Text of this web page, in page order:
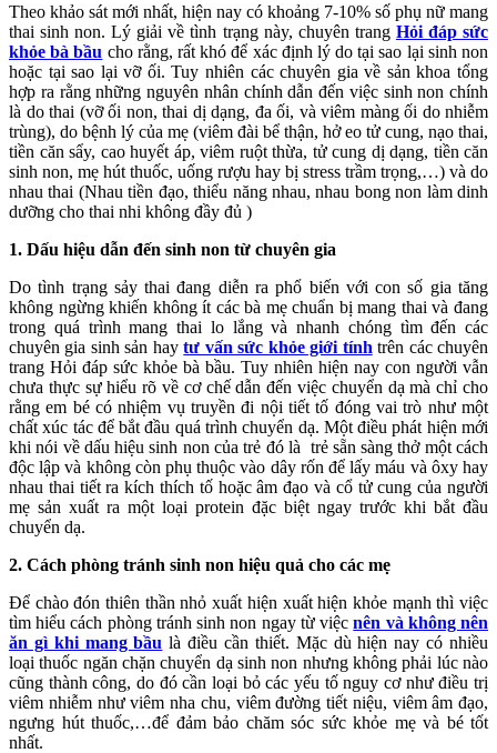
Theo khảo sát mới nhất, hiện nay có khoảng 7-10% số phụ nữ mang
thai sinh non. Lý giải về tình trạng này, chuyên trang Hỏi đáp sức
khỏe bà bầu cho rằng, rất khó để xác định lý do tại sao lại sinh non
hoặc tại sao lại vỡ ối. Tuy nhiên các chuyên gia về sản khoa tổng
hợp ra rằng những nguyên nhân chính dẫn đến việc sinh non chính
là do thai (vỡ ối non, thai dị dạng, đa ối, và viêm màng ối do nhiễm
trùng), do bệnh lý của mẹ (viêm đài bể thận, hở eo tử cung, nạo thai,
tiền căn sẩy, cao huyết áp, viêm ruột thừa, tử cung dị dạng, tiền căn
sinh non, mẹ hút thuốc, uống rượu hay bị stress trầm trọng,…) và do
nhau thai (Nhau tiền đạo, thiểu năng nhau, nhau bong non làm dinh
dưỡng cho thai nhi không đầy đủ )
1. Dấu hiệu dẫn đến sinh non từ chuyên gia
Do tình trạng sảy thai đang diễn ra phổ biến với con số gia tăng
không ngừng khiến không ít các bà mẹ chuẩn bị mang thai và đang
trong quá trình mang thai lo lắng và nhanh chóng tìm đến các
chuyên gia sinh sản haytư vấn sức khỏe giới tính trên các chuyên
trang Hỏi đáp sức khỏe bà bầu. Tuy nhiên hiện nay con người vẫn
chưa thực sự hiểu rõ về cơ chế dẫn đến việc chuyển dạ mà chỉ cho
rằng em bé có nhiệm vụ truyền đi nội tiết tố đóng vai trò như một
chất xúc tác để bắt đầu quá trình chuyển dạ. Một điều phát hiện mới
khi nói về dấu hiệu sinh non của trẻ đó là trẻ sẵn sàng thở một cách
độc lập và không còn phụ thuộc vào dây rốn để lấy máu và ôxy hay
nhau thai tiết ra kích thích tố hoặc âm đạo và cổ tử cung của người
mẹ sản xuất ra một loại protein đặc biệt ngay trước khi bắt đầu
chuyển dạ.
2. Cách phòng tránh sinh non hiệu quả cho các mẹ
Để chào đón thiên thần nhỏ xuất hiện xuất hiện khỏe mạnh thì việc
tìm hiểu cách phòng tránh sinh non ngay từ việcnên và không nên
ăn gì khi mang bầu là điều cần thiết. Mặc dù hiện nay có nhiều
loại thuốc ngăn chặn chuyển dạ sinh non nhưng không phải lúc nào
cũng thành công, do đó cần loại bỏ các yếu tố nguy cơ như điều trị
viêm nhiễm như viêm nha chu, viêm đường tiết niệu, viêm âm đạo,
ngưng hút thuốc,…để đảm bảo chăm sóc sức khỏe mẹ và bé tốt
nhất.